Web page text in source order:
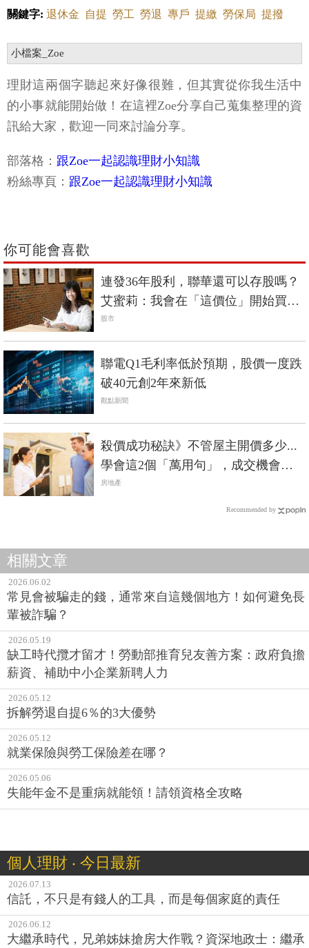
關鍵字: 退休金 自提 勞工 勞退 專戶 提繳 勞保局 提撥
小檔案_Zoe
理財這兩個字聽起來好像很難，但其實從你我生活中
的小事就能開始做！在這裡Zoe分享自己蒐集整理的資
訊給大家，歡迎一同來討論分享。
部落格： 跟Zoe一起認識理財小知識
粉絲專頁： 跟Zoe一起認識理財小知識
你可能會喜歡
連發36年股利，聯華還可以存股嗎？
艾蜜莉：我會在「這價位」開始買
進...
股市
聯電Q1毛利率低於預期，股價一度跌
破40元創2年來新低
觀點新聞
殺價成功秘訣》不管屋主開價多少...
學會這2個「萬用句」，成交機會大
增！
房地產
Recommended by
相關文章
2026.06.02
常見會被騙走的錢，通常來自這幾個地方！如何避免長
輩被詐騙？
2026.05.19
缺工時代攬才留才！勞動部推育兒友善方案：政府負擔
薪資、補助中小企業新聘人力
2026.05.12
拆解勞退自提6％的3大優勢
2026.05.12
就業保險與勞工保險差在哪？
2026.05.06
失能年金不是重病就能領！請領資格全攻略
個人理財 ‧ 今日最新
2026.07.13
信託，不只是有錢人的工具，而是每個家庭的責任
2026.06.12
大繼承時代，兄弟姊妹搶房大作戰？資深地政士：繼承